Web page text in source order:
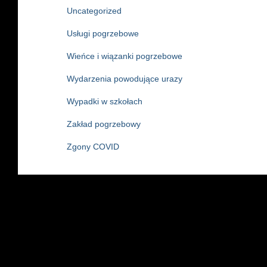
Uncategorized
Usługi pogrzebowe
Wieńce i wiązanki pogrzebowe
Wydarzenia powodujące urazy
Wypadki w szkołach
Zakład pogrzebowy
Zgony COVID